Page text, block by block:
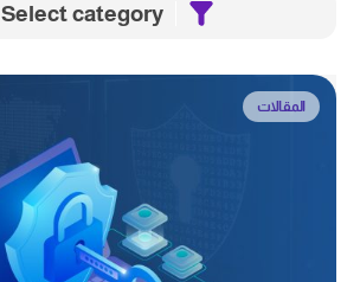
Select category
المقالات